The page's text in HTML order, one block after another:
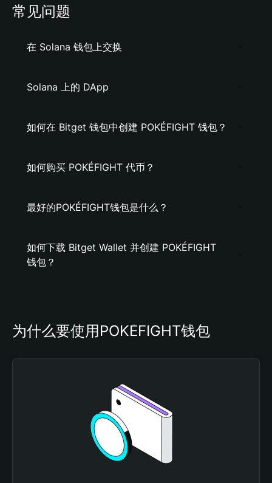
常见问题
在 Solana 钱包上交换
Solana 上的 DApp
如何在 Bitget 钱包中创建 POKÉFIGHT 钱包？
如何购买 POKÉFIGHT 代币？
最好的POKÉFIGHT钱包是什么？
如何下载 Bitget Wallet 并创建 POKÉFIGHT
钱包？
为什么要使用POKÉFIGHT钱包